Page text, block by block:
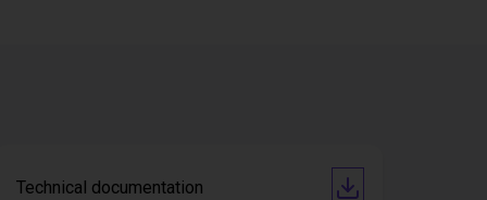
Technical documentation